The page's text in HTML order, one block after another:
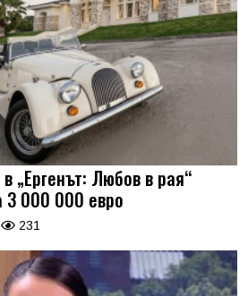
„Ергенът: Любов в рая“
3 000 000 евро
231